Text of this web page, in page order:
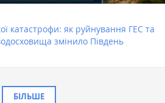
катастрофи: як руйнування ГЕС та
змінило Південь
БІЛЬШЕ